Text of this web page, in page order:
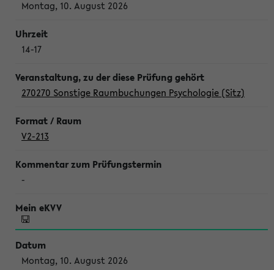
Montag, 10. August 2026
14-17
270270 Sonstige Raumbuchungen Psychologie (Sitz)
V2-213
-
Montag, 10. August 2026